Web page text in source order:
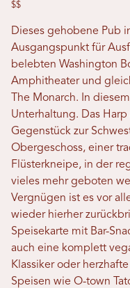
$$
Dieses gehobene Pub
Ausgangspunkt für
belebten Washington
Amphitheater und
The Monarch. In
Unterhaltung. Das
Gegenstück zur
Obergeschoss, einer
Flüsterkneipe, in der
vieles mehr geboten
Vergnügen ist es vor
wieder hierher
Speisekarte mit Bar-
auch eine komplett
Klassiker oder
Speisen wie O-town